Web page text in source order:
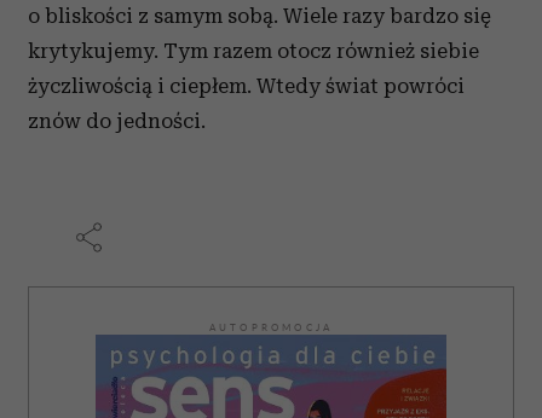
o bliskości z samym sobą. Wiele razy bardzo się
krytykujemy. Tym razem otocz również siebie
życzliwością i ciepłem. Wtedy świat powróci
znów do jedności.
AUTOPROMOCJA